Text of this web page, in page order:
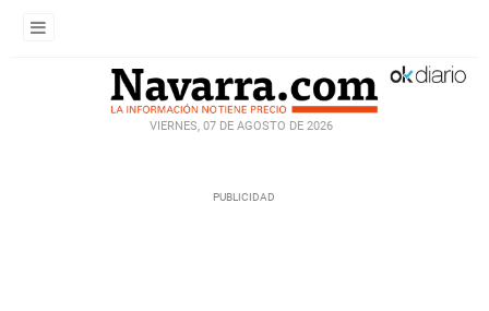
VIERNES, 07 DE AGOSTO DE 2026